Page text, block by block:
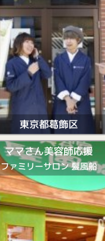
東京都葛飾区
ママさん美容師応援
ファミリーサロン 髪風船